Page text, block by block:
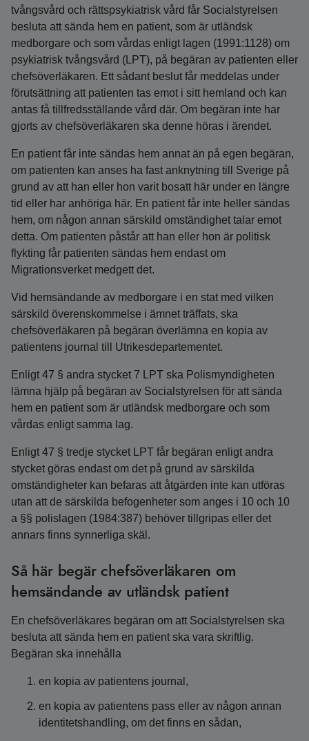
tvångsvård och rättspsykiatrisk vård får Socialstyrelsen
besluta att sända hem en patient, som är utländsk
medborgare och som vårdas enligt lagen (1991:1128) om
psykiatrisk tvångsvård (LPT), på begäran av patienten eller
chefsöverläkaren. Ett sådant beslut får meddelas under
förutsättning att patienten tas emot i sitt hemland och kan
antas få tillfredsställande vård där. Om begäran inte har
gjorts av chefsöverläkaren ska denne höras i ärendet.
En patient får inte sändas hem annat än på egen begäran,
om patienten kan anses ha fast anknytning till Sverige på
grund av att han eller hon varit bosatt här under en längre
tid eller har anhöriga här. En patient får inte heller sändas
hem, om någon annan särskild omständighet talar emot
detta. Om patienten påstår att han eller hon är politisk
flykting får patienten sändas hem endast om
Migrationsverket medgett det.
Vid hemsändande av medborgare i en stat med vilken
särskild överenskommelse i ämnet träffats, ska
chefsöverläkaren på begäran överlämna en kopia av
patientens journal till Utrikesdepartementet.
Enligt 47 § andra stycket 7 LPT ska Polismyndigheten
lämna hjälp på begäran av Socialstyrelsen för att sända
hem en patient som är utländsk medborgare och som
vårdas enligt samma lag.
Enligt 47 § tredje stycket LPT får begäran enligt andra
stycket göras endast om det på grund av särskilda
omständigheter kan befaras att åtgärden inte kan utföras
utan att de särskilda befogenheter som anges i 10 och 10
a §§ polislagen (1984:387) behöver tillgripas eller det
annars finns synnerliga skäl.
Så här begär chefsöverläkaren om
hemsändande av utländsk patient
En chefsöverläkares begäran om att Socialstyrelsen ska
besluta att sända hem en patient ska vara skriftlig.
Begäran ska innehålla
en kopia av patientens journal,
en kopia av patientens pass eller av någon annan
identitetshandling, om det finns en sådan,